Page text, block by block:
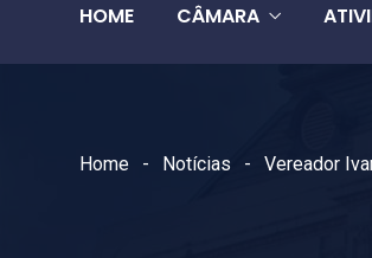
HOME CÂMARA
Home Notícias Vereador